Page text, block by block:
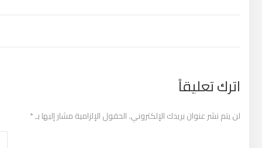
تصفّح المقالات
اترك تعليقاً
لن يتم نشر عنوان بريدك الإلكتروني.الحقول الإلزامية مشار إليها بـ*